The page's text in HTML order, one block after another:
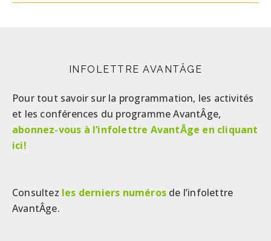
INFOLETTRE AVANTÂGE
Pour tout savoir sur la programmation, les activités
et les conférences du programme AvantÂge,
abonnez-vous à l’infolettre AvantÂge en cliquant
ici!
Consultez les derniers numéros de l’infolettre
AvantÂge.